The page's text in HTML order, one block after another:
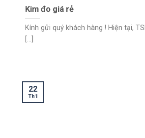
Kim đo giá rẻ
Kính gửi quý khách hàng ! Hiện tại,
[...]
22
Th1